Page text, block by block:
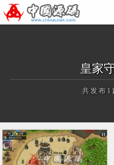
皇家
共发布1
正在为您加